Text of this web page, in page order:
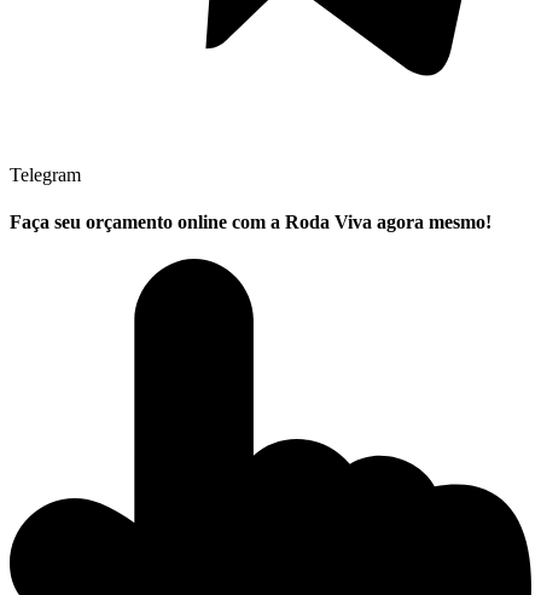
Telegram
Faça seu orçamento online com a Roda Viva agora mesmo!